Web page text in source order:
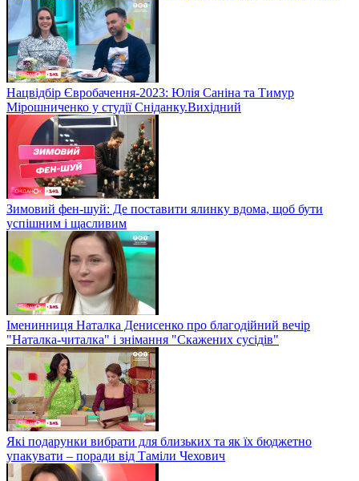
Нацвідбір Євробачення-2023: Юлія Саніна та Тимур
Мірошниченко у студії Сніданку.Вихідний
Зимовий фен-шуй: Де поставити ялинку вдома, щоб бути
успішним і щасливим
Іменинниця Наталка Денисенко про благодійний вечір
"Наталка-читалка" і знімання "Скажених сусідів"
Які подарунки вибрати для близьких та як їх бюджетно
упакувати – поради від Таміли Чехович